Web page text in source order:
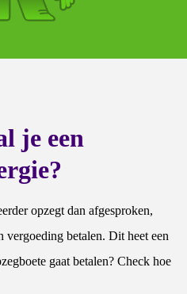
je een
opzegt dan afgesproken,
vergoeding betalen. Dit heet een
gaat betalen? Check hoe